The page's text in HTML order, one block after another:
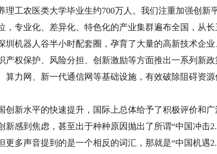
理工农医类大学毕业生约700万人。我们注重加强创新
，专业化、差异化、特色化的产业集群遍布全国，从
圳机器人谷半小时配套圈，孕育了大量的高新技术企
产权保护、风险分担、创新激励等方面推出一系列新
算力网、新一代通信网等基础设施，有效破除阻碍资
新水平的快速提升，国际上总体给予了积极评价和广
新感到焦虑，甚至出于种种原因抛出了所谓“中国冲击
更多声音提到的是一个相反的词汇，那就是“中国机遇